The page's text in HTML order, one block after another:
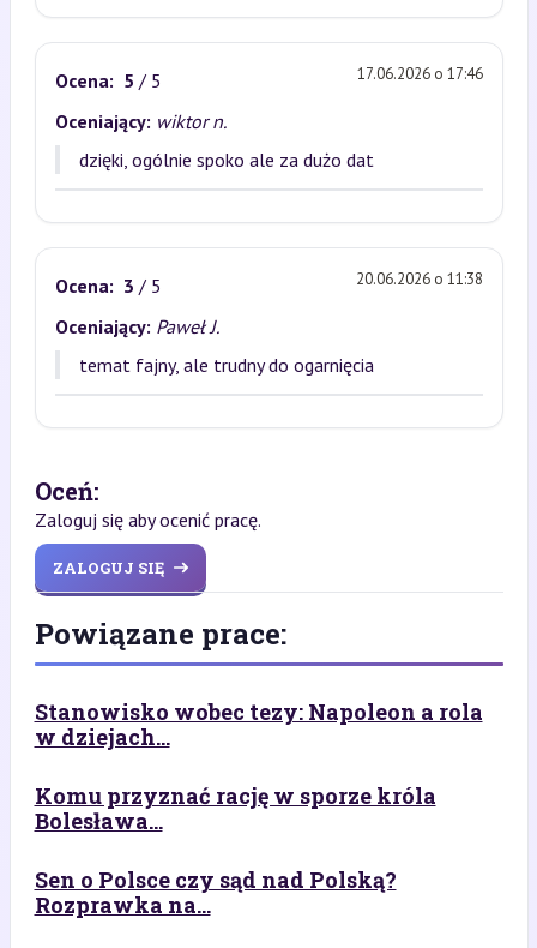
Ocena: 5 / 5 17.06.2026 o 17:46
Oceniający: wiktor n.
dzięki, ogólnie spoko ale za dużo dat
Ocena: 3 / 5 20.06.2026 o 11:38
Oceniający: Paweł J.
temat fajny, ale trudny do ogarnięcia
Oceń:
Zaloguj się aby ocenić pracę.
ZALOGUJ SIĘ
Powiązane prace:
Stanowisko wobec tezy: Napoleon a rola
w dziejach...
Komu przyznać rację w sporze króla
Bolesława...
Sen o Polsce czy sąd nad Polską?
Rozprawka na...